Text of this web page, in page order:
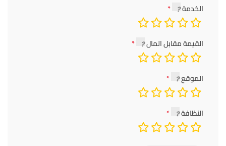
الخدمة
القيمة مقابل المال
الموقع
النظافة